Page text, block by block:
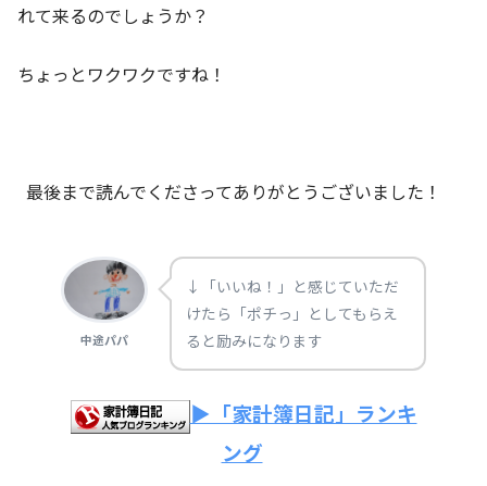
れて来るのでしょうか？
ちょっとワクワクですね！
最後まで読んでくださってありがとうございました！
中途パパ
↓「いいね！」と感じていただ
けたら「ポチっ」としてもらえ
ると励みになります
▶「家計簿日記」ランキ
ング